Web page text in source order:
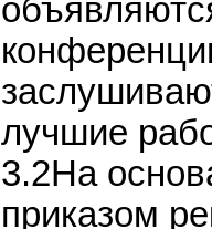
лучшие
3.2На
приказом